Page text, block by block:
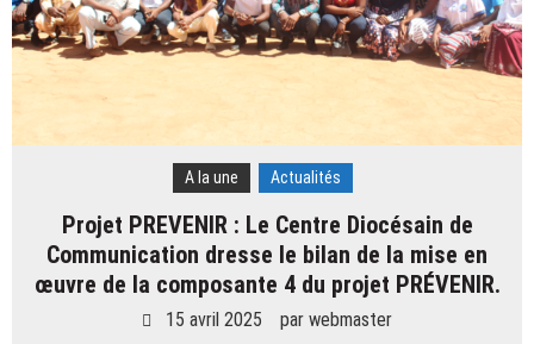
A la une Actualités
Projet PREVENIR : Le Centre Diocésain de
Communication dresse le bilan de la mise en
œuvre de la composante 4 du projet PRÉVENIR.
15 avril 2025 par webmaster